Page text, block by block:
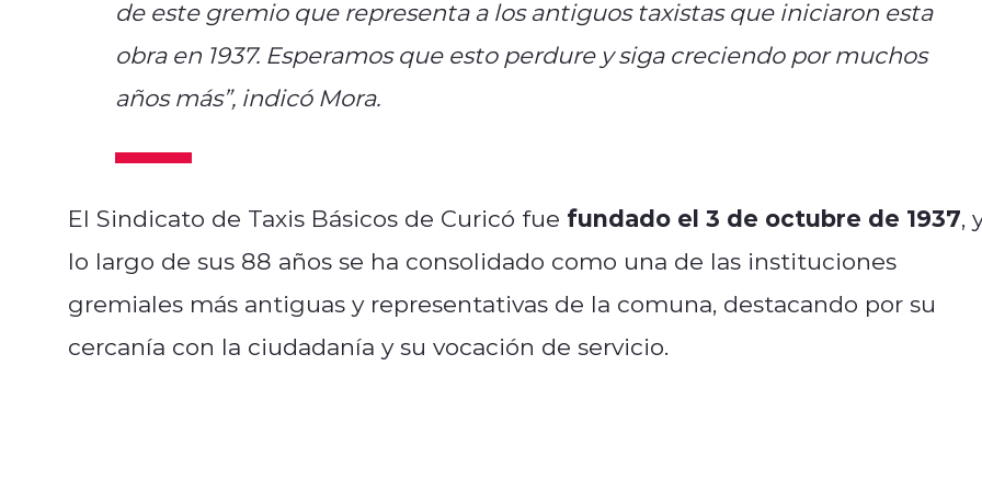
de este gremio que representa a los antiguos taxistas que iniciaron esta
obra en 1937. Esperamos que esto perdure y siga creciendo por muchos
años más”, indicó Mora.
El Sindicato de Taxis Básicos de Curicó fue fundado el 3 de octubre de 1937,
lo largo de sus 88 años se ha consolidado como una de las instituciones
gremiales más antiguas y representativas de la comuna, destacando por su
cercanía con la ciudadanía y su vocación de servicio.